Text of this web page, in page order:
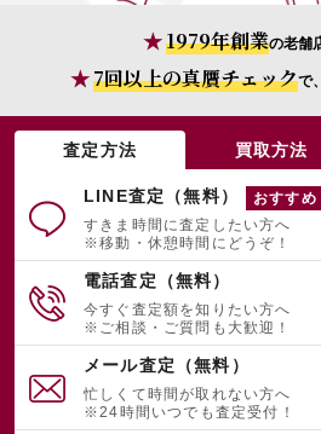
1979年創業の老舗
7回以上の真贋チェックで
査定方法 買取方法
LINE査定（無料）
おすすめ
すきま時間に査定したい方へ
※移動・休憩時間にどうぞ！
電話査定（無料）
今すぐ査定額を知りたい方へ
※ご相談・ご質問も大歓迎！
メール査定（無料）
忙しくて時間が取れない方へ
※24時間いつでも査定受付！